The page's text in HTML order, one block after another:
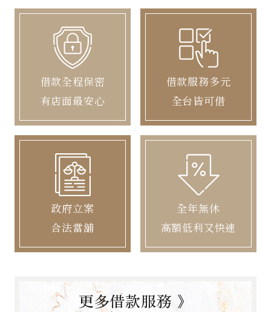
借款全程保密
有店面最安心
借款服務多元
全台皆可借
政府立案
合法當舖
全年無休
高額低利又快速
更多借款服務 》